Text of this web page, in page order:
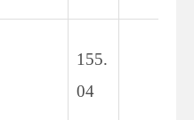
155.
04